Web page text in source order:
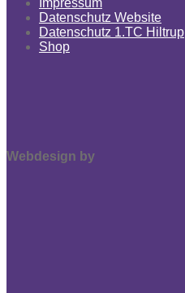
Datenschutz Website
Datenschutz 1.TC Hiltrup
Shop
Webdesign by